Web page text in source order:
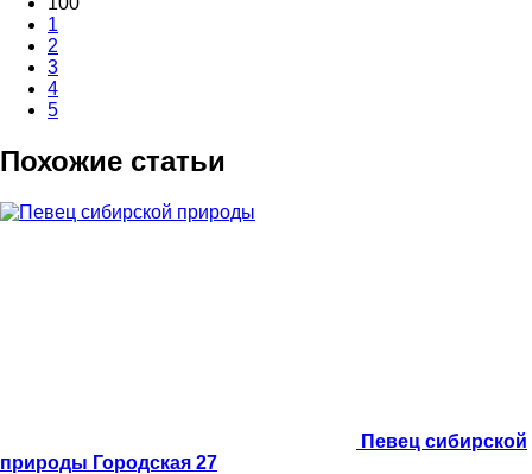
1
2
3
4
5
Похожие статьи
Певец сибирской
природы Городская 27